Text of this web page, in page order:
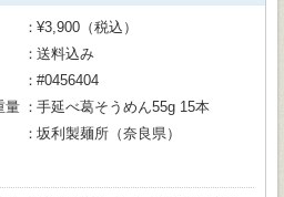
¥3,900（税込）
送料込み
#0456404
量
手延べ葛そうめん55g 15本
坂利製麺所（奈良県）